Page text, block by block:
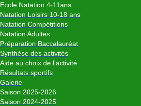
Ecole Natation 4-11ans
Natation Loisirs 10-18 ans
Natation Compétitions
Natation Adultes
Préparation Baccalauréat
Synthèse des activités
Aide au choix de l'activité
Résultats sportifs
Galerie
Saison 2025-2026
Saison 2024-2025